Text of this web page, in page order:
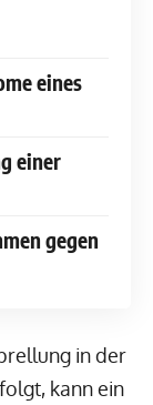
eines
einer
gegen
in der
kann ein